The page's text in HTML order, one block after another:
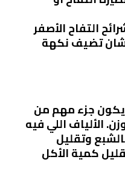
التفاح الأصفر
تضيف نكهة
يكون جزء مهم من
الألياف اللي فيه
وتقليل
كمية الأكل